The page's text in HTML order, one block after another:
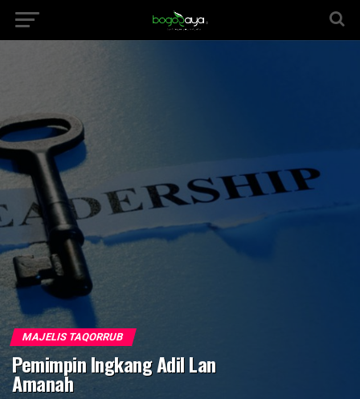
MAJELIS TAQORRUB
Pemimpin Ingkang Adil Lan
Amanah